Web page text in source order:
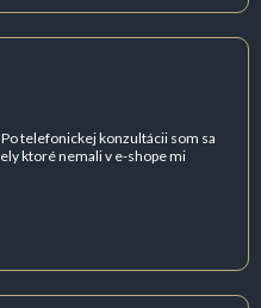
telefonickej konzultácii som sa
ktoré nemali v e-shope mi